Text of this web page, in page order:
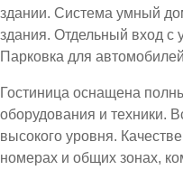
здании. Система умный
здания. Отдельный вход
Парковка для
Гостиница оснащена
оборудования и техники.
высокого уровня.
номерах и общих зонах,